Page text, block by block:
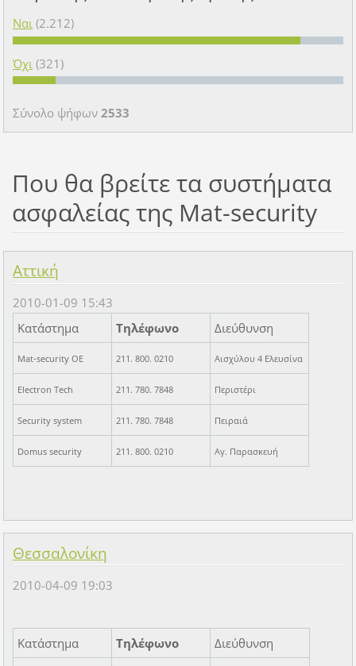
Ναι (2.212)
Όχι (321)
Σύνολο ψήφων 2533
Που θα βρείτε τα συστήματα
ασφαλείας της Mat-security
Αττική
2010-01-09 15:43
Κατάστημα
Τηλέφωνο Διεύθυνση
Mat-security OE 211. 800. 0210 Αισχύλου 4 Ελευσίνα
Electron Tech 211. 780. 7848 Περιστέρι
Security system 211. 780. 7848 Πειραιά
Domus security 211. 800. 0210 Αγ. Παρασκευή
Θεσσαλονίκη
2010-04-09 19:03
Κατάστημα Τηλέφωνο Διεύθυνση